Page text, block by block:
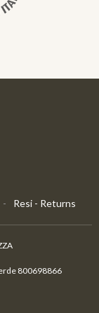
Resi - Returns
800698866